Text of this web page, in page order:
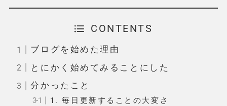
CONTENTS
ブログを始めた理由
とにかく始めてみることにした
分かったこと
1. 毎日更新することの大変さ